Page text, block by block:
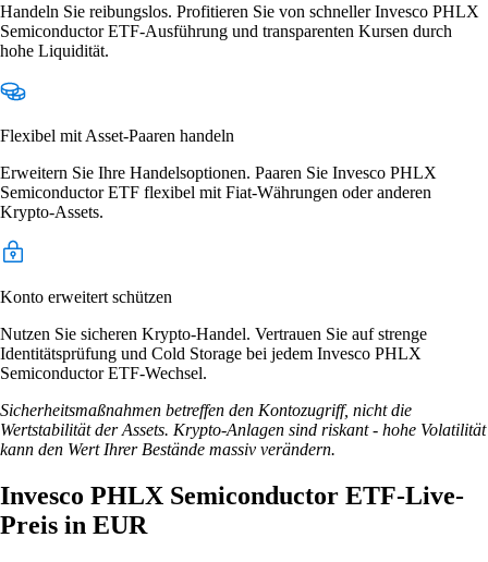
Handeln Sie reibungslos. Profitieren Sie von schneller Invesco PHLX
Semiconductor ETF-Ausführung und transparenten Kursen durch
hohe Liquidität.
Flexibel mit Asset-Paaren handeln
Erweitern Sie Ihre Handelsoptionen. Paaren Sie Invesco PHLX
Semiconductor ETF flexibel mit Fiat-Währungen oder anderen
Krypto-Assets.
Konto erweitert schützen
Nutzen Sie sicheren Krypto-Handel. Vertrauen Sie auf strenge
Identitätsprüfung und Cold Storage bei jedem Invesco PHLX
Semiconductor ETF-Wechsel.
Sicherheitsmaßnahmen betreffen den Kontozugriff, nicht die
Wertstabilität der Assets. Krypto-Anlagen sind riskant - hohe Volatilität
kann den Wert Ihrer Bestände massiv verändern.
Invesco PHLX Semiconductor ETF-Live-
Preis in EUR